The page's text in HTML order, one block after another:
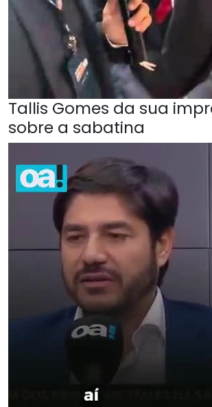
Tallis Gomes da sua
sobre a sabatina